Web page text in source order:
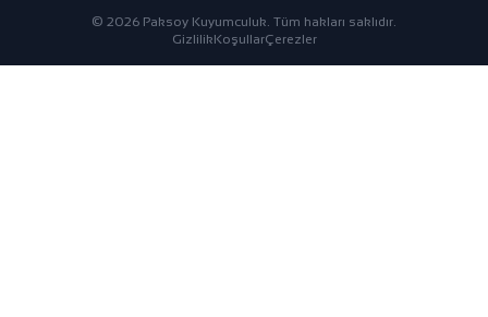
© 2026 Paksoy Kuyumculuk. Tüm hakları saklıdır.
GizlilikKoşullarÇerezler